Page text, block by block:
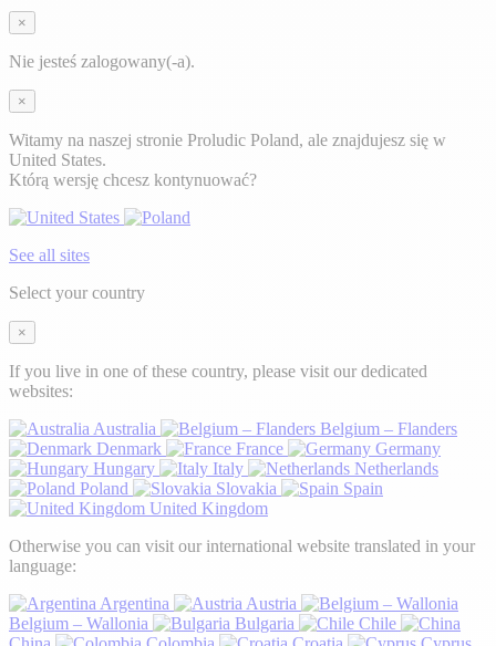
×
Nie jesteś zalogowany(-a).
×
Witamy na naszej stronie Proludic Poland, ale znajdujesz się w
United States.
Którą wersję chcesz kontynuować?
See all sites
Select your country
×
If you live in one of these country, please visit our dedicated
websites:
Australia
Belgium – Flanders
Denmark
France
Germany
Hungary
Italy
Netherlands
Poland
Slovakia
Spain
United Kingdom
Otherwise you can visit our international website translated in your
language:
Argentina
Austria
Belgium – Wallonia
Bulgaria
Chile